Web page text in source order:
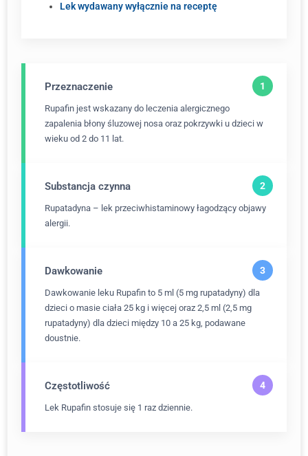
Lek wydawany wyłącznie na receptę
Przeznaczenie
Rupafin jest wskazany do leczenia alergicznego
zapalenia błony śluzowej nosa oraz pokrzywki u dzieci w
wieku od 2 do 11 lat.
Substancja czynna
Rupatadyna – lek przeciwhistaminowy łagodzący objawy
alergii.
Dawkowanie
Dawkowanie leku Rupafin to 5 ml (5 mg rupatadyny) dla
dzieci o masie ciała 25 kg i więcej oraz 2,5 ml (2,5 mg
rupatadyny) dla dzieci między 10 a 25 kg, podawane
doustnie.
Częstotliwość
Lek Rupafin stosuje się 1 raz dziennie.